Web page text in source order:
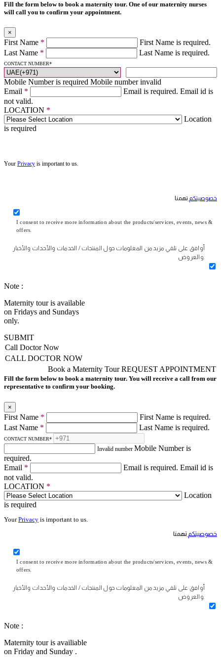
Fill the form below to book a maternity tour. One of our maternity nurses
will call you to confirm your appointment.
×
First Name *
First Name is required.
Last Name * Last Name is required.
CONTACT NUMBER*
Mobile Number is required Mobile number invalid
Email * Email is required. Email id is
not valid.
LOCATION *
Location
is required
Your Privacy is important to us.
خصوصيتكم تهمنا
I consent to receive more information about the products/services, events, news &
offers.
أوافق على تلقي مزيد من المعلومات حول المنتجات / الخدمات والأحداث والأخبار
والعروض.
Note :
Maternity tour is available
on Fridays and Sundays
only.
SUBMIT
Call Doctor Now
CALL DOCTOR NOW
REQUEST APPOINTMENT
Book a Maternity Tour
Fill the form below to book a maternity tour. You will receive a call from our
representative to confirm your booking.
×
First Name *
First Name is required.
Last Name * Last Name is required.
CONTACT NUMBER*
Invalid number Mobile Number is
required.
Email * Email is required. Email id is
not valid.
LOCATION *
Location
is required
YourPrivacy is important to us.
خصوصيتكم تهمنا
I consent to receive more information about the products/services, events, news &
offers.
أوافق على تلقي مزيد من المعلومات حول المنتجات / الخدمات والأحداث والأخبار
Note :
Maternity tour is availiable
on Friday and Sunday .